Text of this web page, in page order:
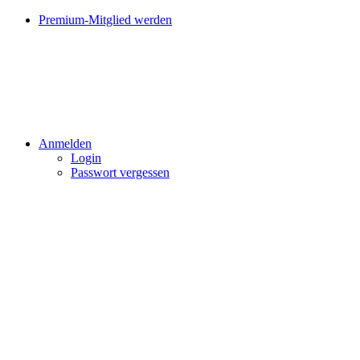
Premium-Mitglied werden
Anmelden
Login
Passwort vergessen